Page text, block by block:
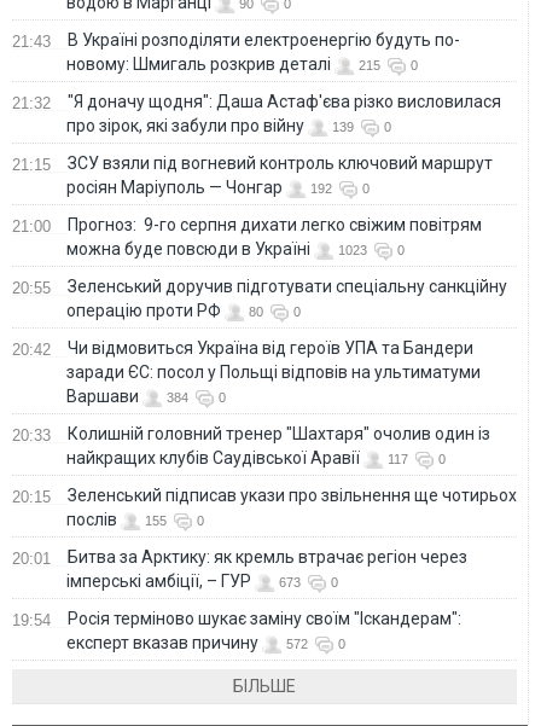
90 0
21:43
В Україні розподіляти електроенергію будуть по-
новому: Шмигаль розкрив деталі
215 0
21:32
"Я доначу щодня": Даша Астаф'єва різко висловилася
про зірок, які забули про війну
139 0
21:15
ЗСУ взяли під вогневий контроль ключовий маршрут
росіян Маріуполь — Чонгар
192 0
21:00
Прогноз: 9-го серпня дихати легко свіжим повітрям
можна буде повсюди в Україні
1023 0
20:55
Зеленський доручив підготувати спеціальну санкційну
операцію проти РФ
80 0
20:42
Чи відмовиться Україна від героїв УПА та Бандери
заради ЄС: посол у Польщі відповів на ультиматуми
Варшави
384 0
20:33
Колишній головний тренер "Шахтаря" очолив один із
найкращих клубів Саудівської Аравії
117 0
20:15
Зеленський підписав укази про звільнення ще чотирьох
послів
155 0
20:01
Битва за Арктику: як кремль втрачає регіон через
імперські амбіції, – ГУР
673 0
19:54
Росія терміново шукає заміну своїм "Іскандерам":
експерт вказав причину
572 0
БІЛЬШЕ